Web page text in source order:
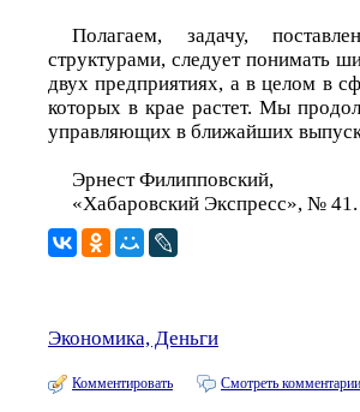
Полагаем, задачу,
структурами, следует понимать
двух предприятиях, а в целом в
которых в крае растет. Мы
управляющих в ближайших
Эрнест Филипповский,
«Хабаровский Экспресс», № 41.
Экономика, Деньги
Комментировать Смотреть